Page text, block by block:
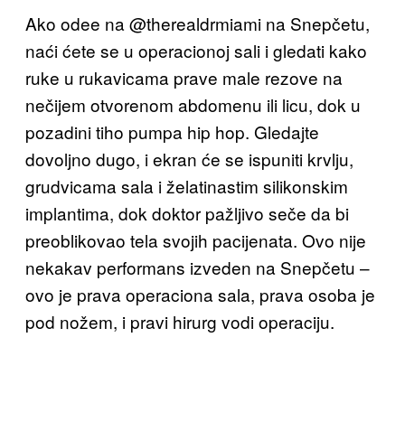
Ako odee na @therealdrmiami na Snepčetu,
naći ćete se u operacionoj sali i gledati kako
ruke u rukavicama prave male rezove na
nečijem otvorenom abdomenu ili licu, dok u
pozadini tiho pumpa hip hop. Gledajte
dovoljno dugo, i ekran će se ispuniti krvlju,
grudvicama sala i želatinastim silikonskim
implantima, dok doktor pažljivo seče da bi
preoblikovao tela svojih pacijenata. Ovo nije
nekakav performans izveden na Snepčetu –
ovo je prava operaciona sala, prava osoba je
pod nožem, i pravi hirurg vodi operaciju.